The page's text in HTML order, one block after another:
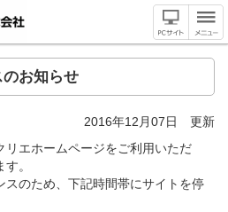
お知らせ
2016年12月07日 更新
リエホームページをご利用いただ
。
スのため、下記時間帯にサイトを停